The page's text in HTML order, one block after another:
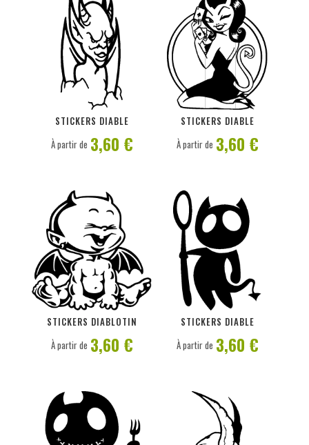
STICKERS DIABLE
PERSONNALISER
À partir de 3,60 €
STICKERS DIABLE
PERSONNALISER
À partir de 3,60 €
STICKERS DIABLOTIN
PERSONNALISER
À partir de 3,60 €
STICKERS DIABLE
PERSONNALISER
À partir de 3,60 €